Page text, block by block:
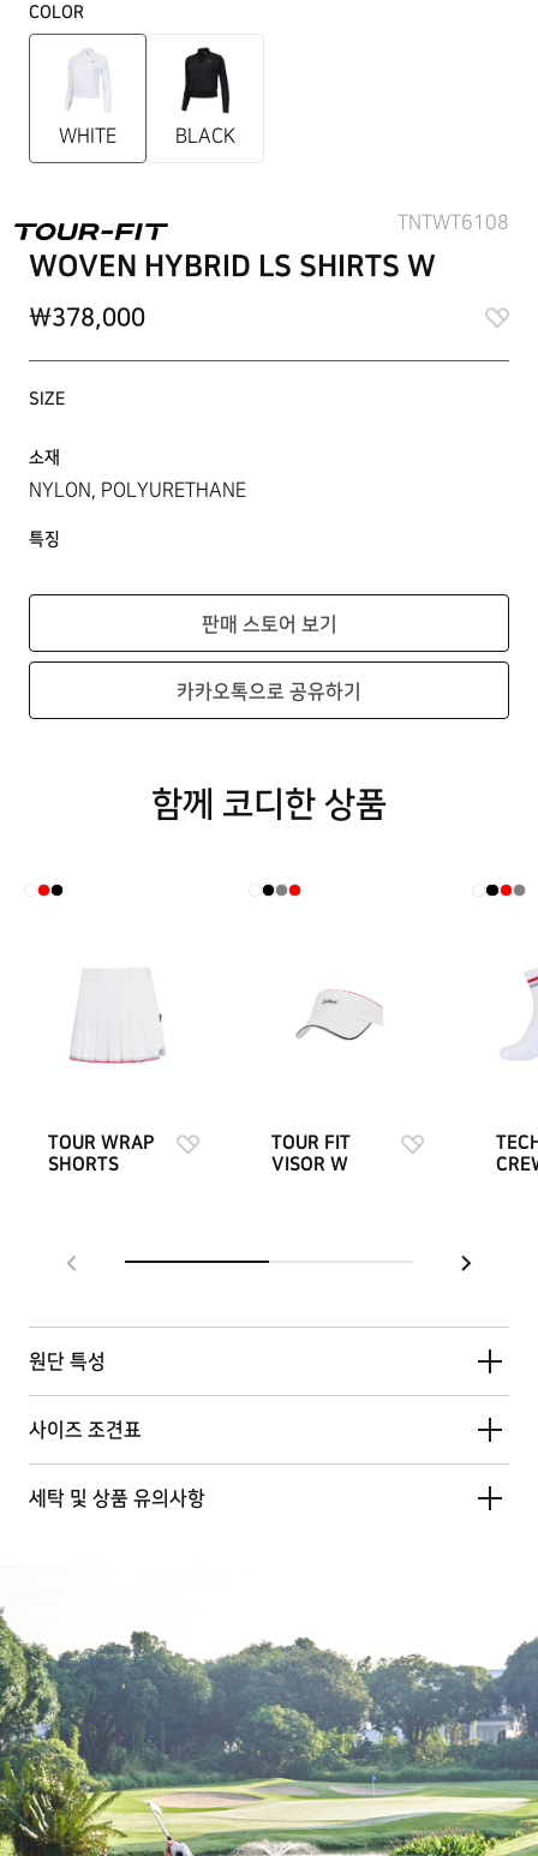
COLOR
WHITE BLACK
TNTWT6108
WOVEN HYBRID LS SHIRTS W
\378,000
SIZE
소재
NYLON, POLYURETHANE
특징
판매 스토어 보기
카카오톡으로 공유하기
함께 코디한 상품
TOUR WRAP
SHORTS
TOUR FIT
VISOR W
원단 특성
사이즈 조견표
세탁 및 상품 유의사항